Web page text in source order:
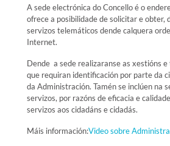
A sede electrónica do Concello é o
ofrece a posibilidade de solicitar e obter,
servizos telemáticos dende calquera
Internet.
Dende a sede realizaranse as xestións
que requiran identificación por parte da
da Administración. Tamén se inclúen na
servizos, por razóns de eficacia e
servizos aos cidadáns e cidadás.
Máis información:Video sobre